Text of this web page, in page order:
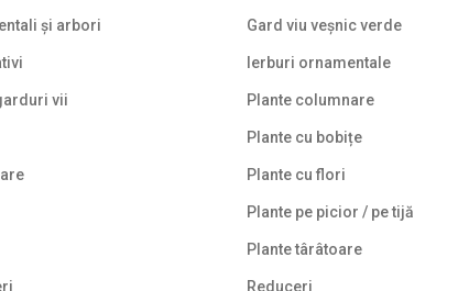
și arbori
vii
Gard viu veșnic verde
Ierburi ornamentale
Plante columnare
Plante cu bobițe
Plante cu flori
Plante pe picior / pe tijă
Plante târâtoare
Reduceri